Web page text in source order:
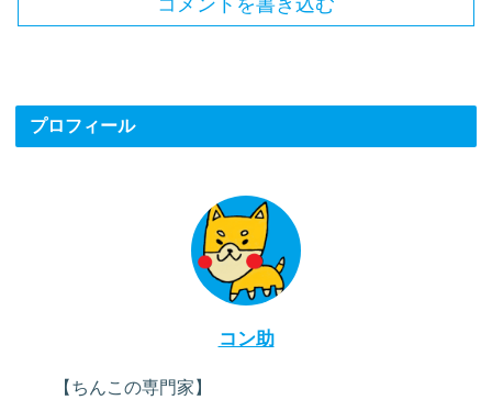
コメントを書き込む
プロフィール
コン助
【ちんこの専門家】